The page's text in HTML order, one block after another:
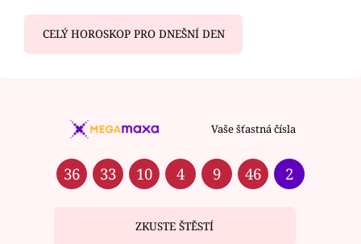
CELÝ HOROSKOP PRO DNEŠNÍ DEN
Vaše šťastná čísla
36 33 10 4 9 46 2
ZKUSTE ŠTĚSTÍ